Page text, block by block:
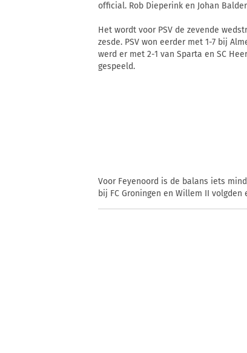
official. Rob Dieperink en Johan
Het wordt voor PSV de zevende
zesde. PSV won eerder met 1-7 bij
werd er met 2-1 van Sparta en SC
gespeeld.
Voor Feyenoord is de balans iets
bij FC Groningen en Willem II